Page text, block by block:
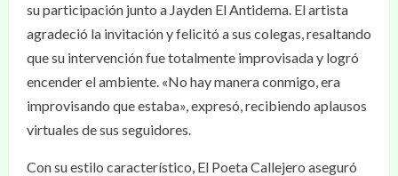
su participación junto a Jayden El Antidema. El artista
agradeció la invitación y felicitó a sus colegas, resaltando
que su intervención fue totalmente improvisada y logró
encender el ambiente. «No hay manera conmigo, era
improvisando que estaba», expresó, recibiendo aplausos
virtuales de sus seguidores.
Con su estilo característico, El Poeta Callejero aseguró